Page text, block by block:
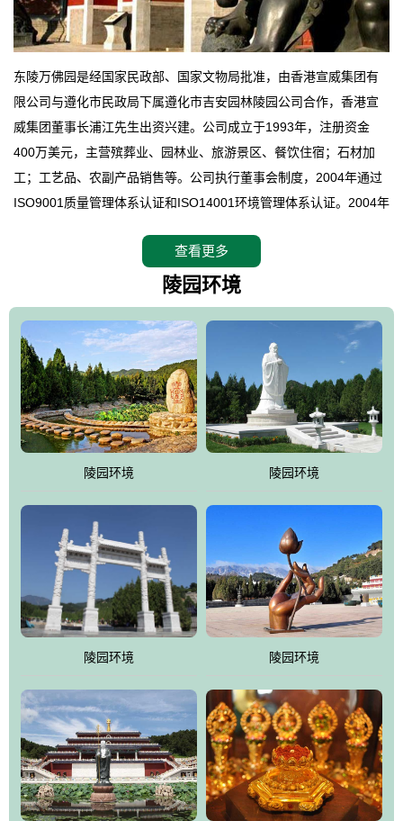
东陵万佛园是经国家民政部、国家文物局批准，由香港宣威集团有
限公司与遵化市民政局下属遵化市吉安园林陵园公司合作，香港宣
威集团董事长浦江先生出资兴建。公司成立于1993年，注册资金
400万美元，主营殡葬业、园林业、旅游景区、餐饮住宿；石材加
工；工艺品、农副产品销售等。公司执行董事会制度，2004年通过
ISO9001质量管理体系认证和ISO14001环境管理体系认证。2004年
拥有4A级旅游区头衔的花园式陵园，园内建有四星级酒店一座。
万佛园位于遵化市境内，座落在世界文化遗产清东陵地形墙内，地
形绝佳，地理位置优越，交通便利。公司以“建设全国顶级人生后花
园、打造佛教精品旅游圣地”为目标，以海外归侨、国内外知名人士
的墓地安葬、祭祀吊亡并结合旅游参观构成其主要使用功能；以苍
郁绚丽、优雅宜人的园林景观构成其外部形象。通过墓园建设与造
园手法相结合的默契操作，建成一处特色鲜明、服务周全、环境优
美、民族风格突出，与周边文物古迹交相呼应的极具吸引力的花园
式园林。
万佛园工程一期占地448亩，目前完成投资近12亿元人民币，园区采
用全仿古式建筑，寻求与世界文化遗产地清东陵的和谐统一，在园
区建设中寻求陵园建设与景区建设的有机融合，充分发挥独一无二
的地形优势，打造现代艺术园林，建设旅游景观、寺庙、酒店等综
合服务设施，服务于陵园经营，使企业的多元化经营项目相互依
托、相互促进，园区绿化覆盖率达90%。
查看更多
陵园环境
陵园环境 陵园环境
陵园环境 陵园环境